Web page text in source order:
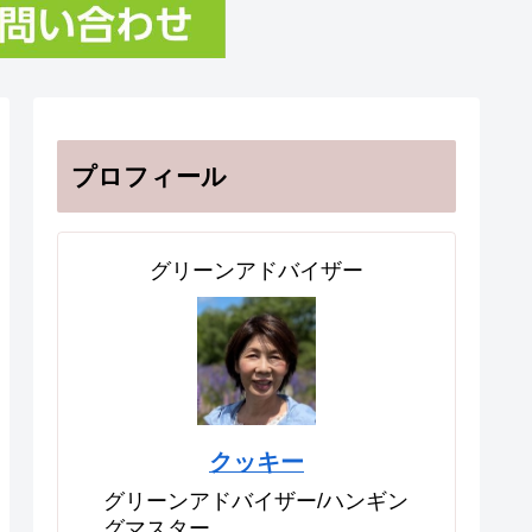
プロフィール
グリーンアドバイザー
クッキー
グリーンアドバイザー/ハンギン